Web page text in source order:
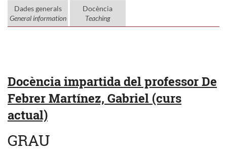
Dades generals
General information
Docència
Teaching
Docència impartida del professor De
Febrer Martínez, Gabriel (curs
actual)
GRAU